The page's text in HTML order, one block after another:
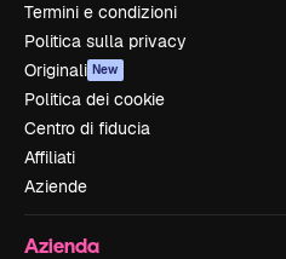
Termini e condizioni
Politica sulla privacy
Originali New
Politica dei cookie
Centro di fiducia
Affiliati
Aziende
Azienda